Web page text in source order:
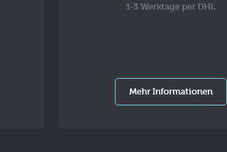
1-3 Werktage per DHL
Mehr Informationen